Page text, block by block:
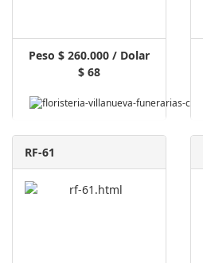
Peso $ 260.000 / Dolar
$ 68
RF-61